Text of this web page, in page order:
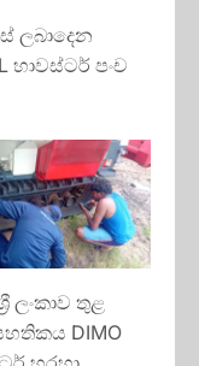
ලබාදෙන
හාවස්ටර් පංච
ලංකාව තුළ
DIMO